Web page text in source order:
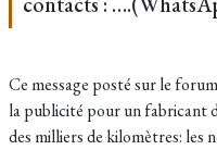
Ce message posté sur le
la publicité pour un fabricant
des milliers de kilomètres: les